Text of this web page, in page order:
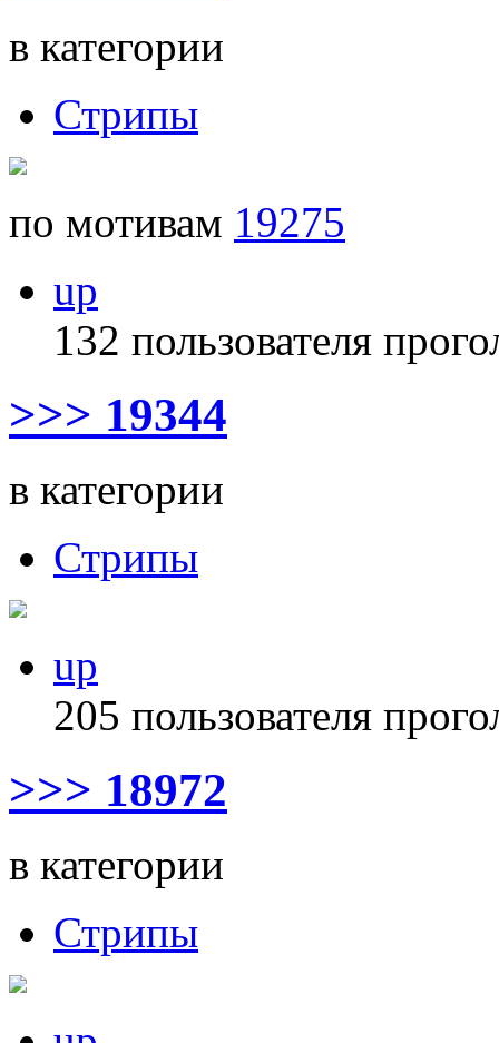
в категории
Стрипы
по мотивам 19275
up
132 пользователя
>>> 19344
в категории
Стрипы
up
205 пользователя
>>> 18972
в категории
Стрипы